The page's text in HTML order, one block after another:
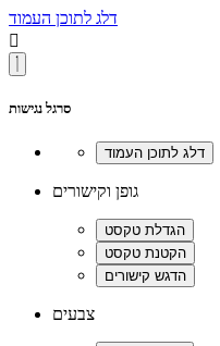
דלג לתוכן העמוד

סרגל נגישות
גופן וקישורים
צבעים